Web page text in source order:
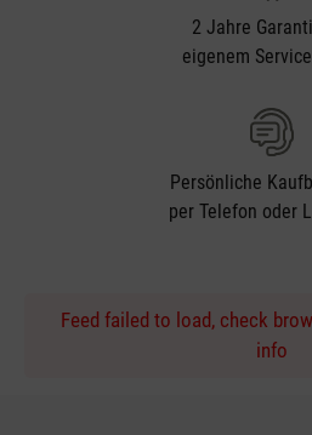
2 Jahre
eigenem
Persönliche
per Telefon oder
Feed failed to load, check
info